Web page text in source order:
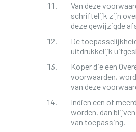
Van deze
schriftelijk zijn
deze gewijzigde
De
uitdrukkelijk
Koper die een
voorwaarden,
van deze
Indien een of
worden, dan
van toepassing.